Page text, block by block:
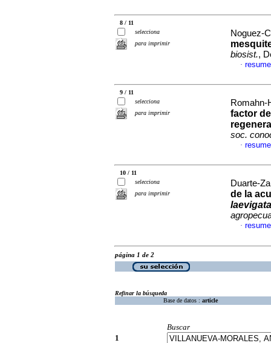
8 / 11
selecciona
para imprimir
Noguez-
biosist.,
·
9 / 11
selecciona
para imprimir
Romahn-
factor
soc.
·
10 / 11
selecciona
para imprimir
Duarte-
de la
laevigata
·
página 1 de 2
Refinar la búsqueda
Base de datos : article
Buscar
1